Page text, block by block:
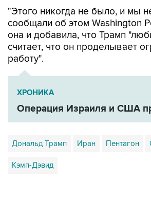
"Этого никогда не было, и мы
сообщали об этом Washington
она и добавила, что Трамп
считает, что он проделывает
работу".
ХРОНИКА
Операция Израиля и США
Дональд Трамп Иран Пентагон
Кэмп-Дэвид